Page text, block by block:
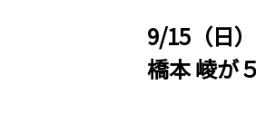
9/15（日
橋本 崚が